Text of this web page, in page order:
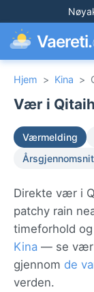
Vaereti.
Hjem > Kina >
Vær i
Værmelding
Direkte vær i
patchy rain
timeforhold
Kina — se vær
gjennom de
verden.